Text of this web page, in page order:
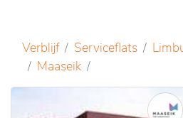
Verblijf Serviceflats
Maaseik